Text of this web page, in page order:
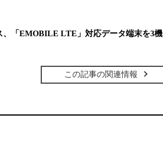
、「EMOBILE LTE」対応データ端末を3機
この記事の関連情報